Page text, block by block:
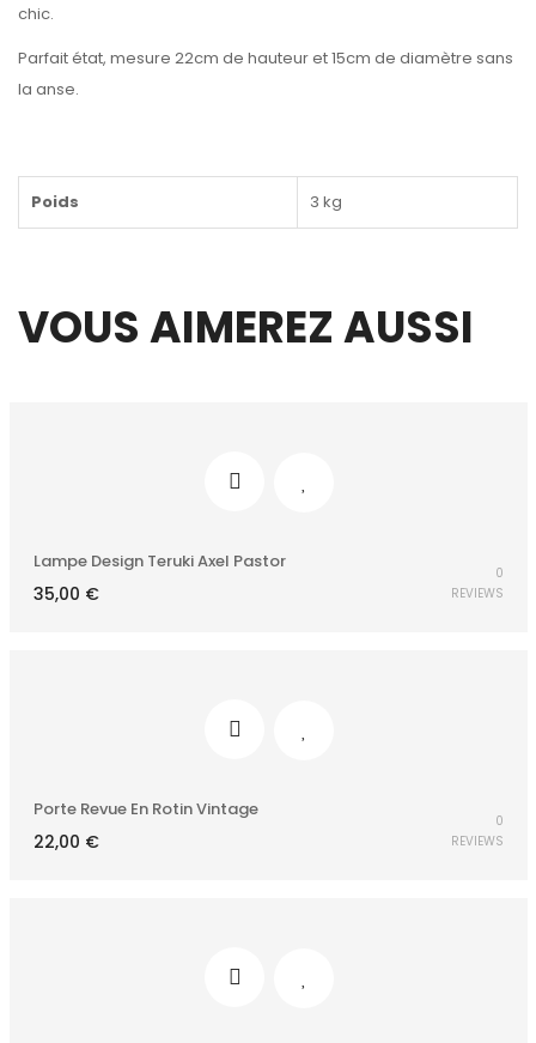
chic.
Parfait état, mesure 22cm de hauteur et 15cm de diamètre sans
la anse.
Poids 3 kg
VOUS AIMEREZ AUSSI
Lampe Design Teruki Axel Pastor
35,00 €
0
REVIEWS
Porte Revue En Rotin Vintage
22,00 €
0
REVIEWS